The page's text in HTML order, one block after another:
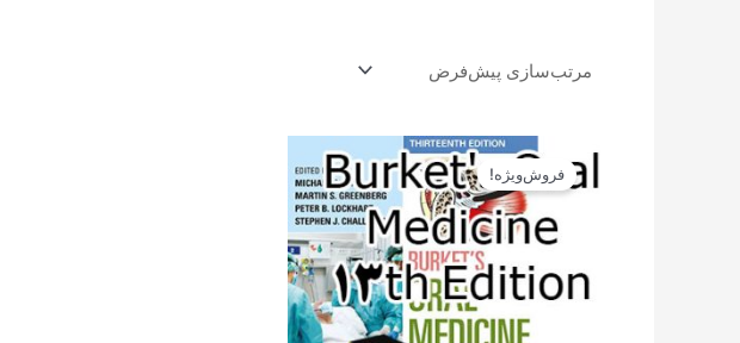
فروش‌ویژه!
قیمت
اصلی
14.900تومان
بود.
قیمت
فعلی
13.410تومان
است.